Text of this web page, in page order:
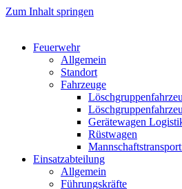
Zum Inhalt springen
Feuerwehr
Allgemein
Standort
Fahrzeuge
Geräte­wagen
Rüst­wagen
Einsatz­abteilung
Allgemein
Führungs­kräfte